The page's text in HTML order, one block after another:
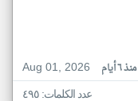
Aug 01, 2026
منذ ٦ أيام
عدد الكلمات: ٤٩٥